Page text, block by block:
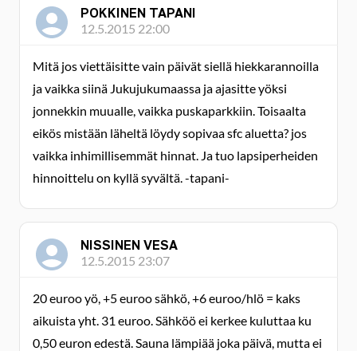
POKKINEN TAPANI
12.5.2015 22:00
Mitä jos viettäisitte vain päivät siellä hiekkarannoilla
ja vaikka siinä Jukujukumaassa ja ajasitte yöksi
jonnekkin muualle, vaikka puskaparkkiin. Toisaalta
eikös mistään läheltä löydy sopivaa sfc aluetta? jos
vaikka inhimillisemmät hinnat. Ja tuo lapsiperheiden
hinnoittelu on kyllä syvältä. -tapani-
NISSINEN VESA
12.5.2015 23:07
20 euroo yö, +5 euroo sähkö, +6 euroo/hlö = kaks
aikuista yht. 31 euroo. Sähköö ei kerkee kuluttaa ku
0,50 euron edestä. Sauna lämpiää joka päivä, mutta ei